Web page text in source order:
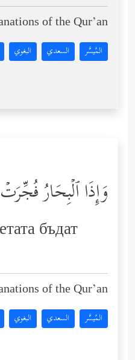
of the Qur’an:
المُيسَّر السعدي البغوي
وَإِذَا ٱلۡبِحَارُ فُجِّرَتۡ
бъдат
of the Qur’an:
المُيسَّر السعدي البغوي